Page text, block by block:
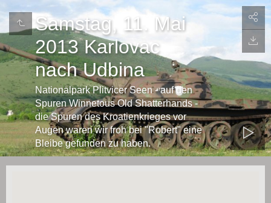
Samstag, 11. Mai
2013 Karlovac
nach Udbina
Nationalpark Plitvicer Seen - auf den
Spuren Winnetous Old Shatterhands -
die Spuren des Kroatienkrieges vor
Augen waren wir froh bei "Robert" eine
Bleibe gefunden zu haben.